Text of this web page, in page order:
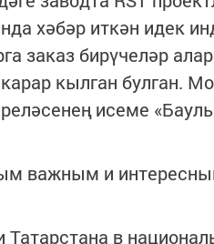
хәбәр иткән идек
заказ бирүчеләр
кылган булган.
исеме
важным и
Татарстана в